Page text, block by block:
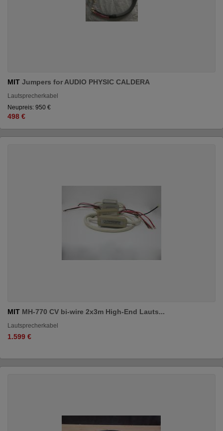
MIT Jumpers for AUDIO PHYSIC CALDERA
Lautsprecherkabel
Neupreis: 950 €
498 €
MIT MH-770 CV bi-wire 2x3m High-End Lauts...
Lautsprecherkabel
1.599 €